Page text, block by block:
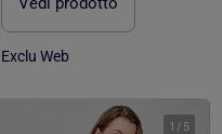
Exclu Web
1 / 5